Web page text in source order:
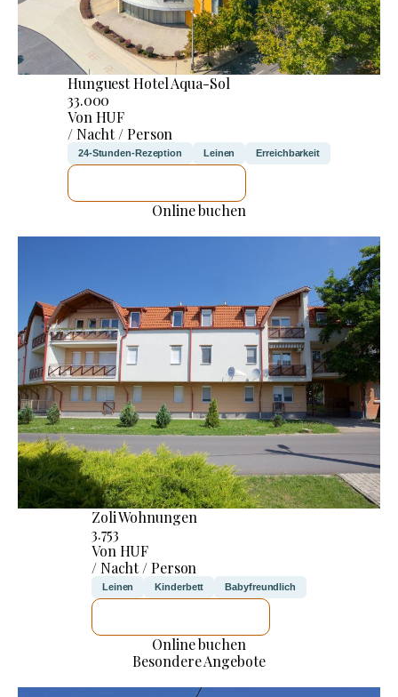
Hunguest Hotel Aqua-Sol
33.000
Von HUF
/ Nacht / Person
24-Stunden-Rezeption Leinen Erreichbarkeit
Online buchen
Zoli Wohnungen
3.753
Von HUF
/ Nacht / Person
Leinen Kinderbett Babyfreundlich
Online buchen
Besondere Angebote